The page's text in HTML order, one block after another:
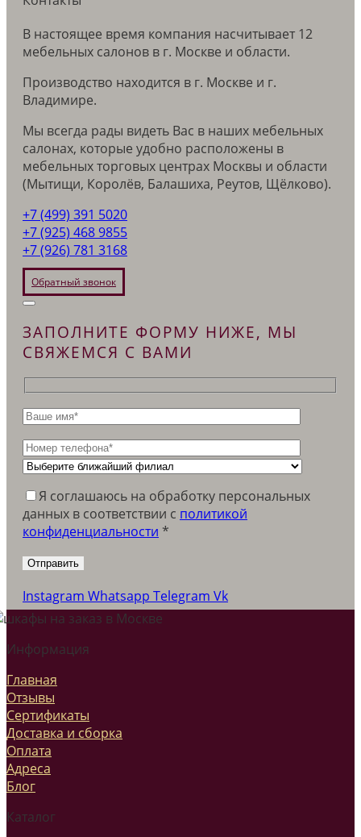
В настоящее время компания насчитывает 12
мебельных салонов в г. Москве и области.
Производство находится в г. Москве и г.
Владимире.
Мы всегда рады видеть Вас в наших мебельных
салонах, которые удобно расположены в
мебельных торговых центрах Москвы и области
(Мытищи, Королёв, Балашиха, Реутов, Щёлково).
+7 (499) 391 5020
+7 (925) 468 9855
+7 (926) 781 3168
Обратный звонок
ЗАПОЛНИТЕ ФОРМУ НИЖЕ, МЫ
СВЯЖЕМСЯ С ВАМИ
Я соглашаюсь на обработку персональных
данных в соответствии c политикой
конфиденциальности *
Instagram Whatsapp Telegram Vk
Информация
Главная
Отзывы
Сертификаты
Доставка и сборка
Оплата
Адреса
Блог
Каталог